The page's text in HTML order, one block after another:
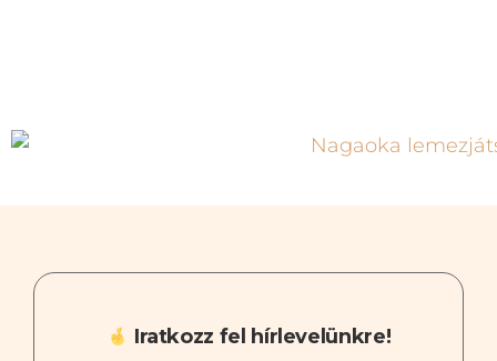
Iratkozz fel hírlevelünkre!